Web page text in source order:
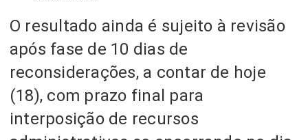
O resultado ainda é sujeito à revisão
após fase de 10 dias de
reconsiderações, a contar de hoje
(18), com prazo final para
interposição de recursos